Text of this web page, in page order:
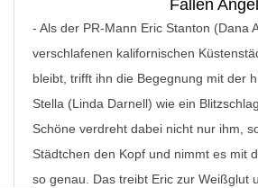
Fallen
- Als der PR-Mann Eric Stanton (Dana
verschlafenen kalifornischen
bleibt, trifft ihn die Begegnung mit der
Stella (Linda Darnell) wie ein
Schöne verdreht dabei nicht nur ihm,
Städtchen den Kopf und nimmt es mit
so genau. Das treibt Eric zur Weißglut